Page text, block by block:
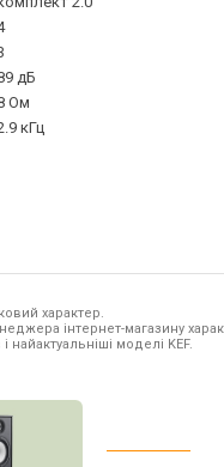
дБ
Ом
кГц
характер.
інтернет-магазину
найактуальніші моделі KEF.